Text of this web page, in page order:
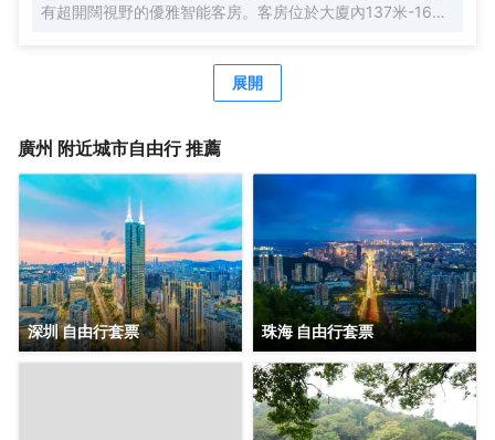
有超開闊視野的優雅智能客房。客房位於大廈內137米-165
格客房，簡約唯美又精緻典雅，是商務人士出差首善之選。
酒店客房內配有恒温恒壓淋浴、全交換新風系統，高級自動
驗。酒店全體工作人員攜人工智能機器人小美在“Make A
展開
廣州 附近城市自由行 推薦
深圳 自由行套票 珠海 自由行套票